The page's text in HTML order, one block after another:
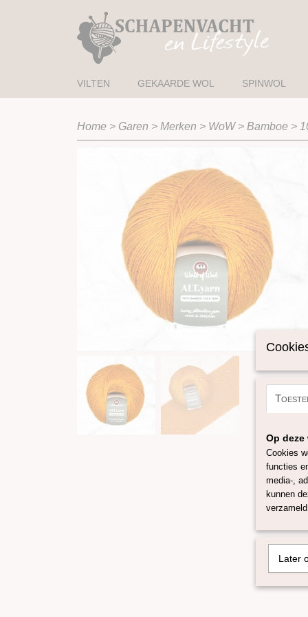
VILTEN GEKAARDE WOL SPINWOL
Home > Garen > Merken > WoW> Bamboe >
Op
Cookies
functies
media-,
kunnen
Later